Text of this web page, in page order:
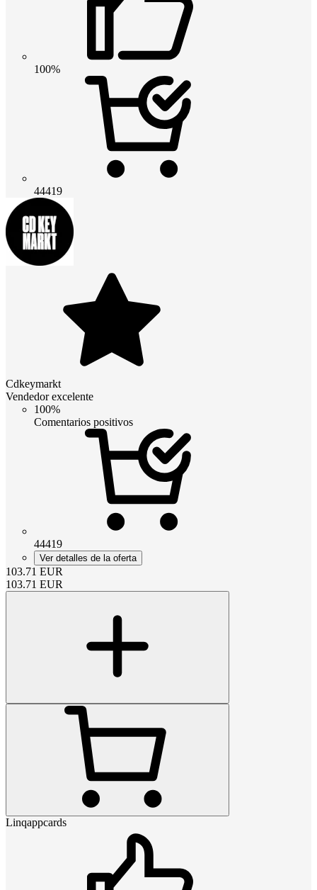
100%
44419
Cdkeymarkt
Vendedor excelente
100%
Comentarios positivos
44419
Ver detalles de la oferta
103.71 EUR
103.71 EUR
Linqappcards